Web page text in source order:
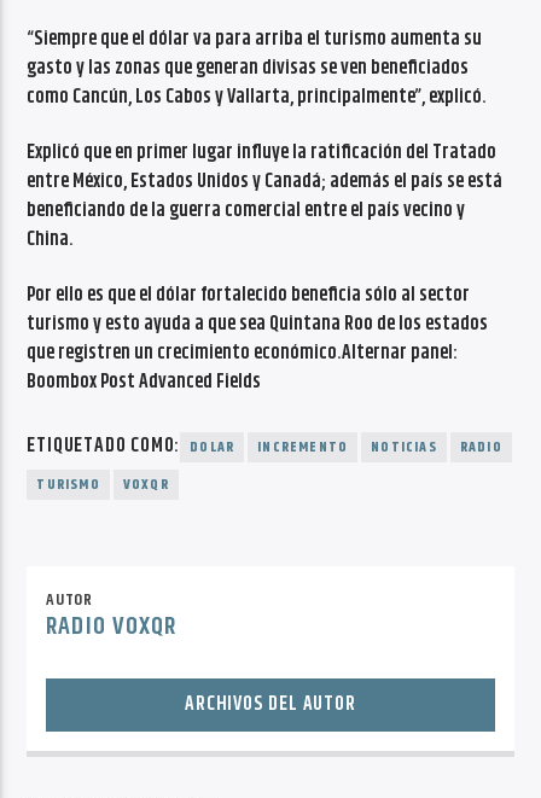
“Siempre que el dólar va para arriba el turismo aumenta su
gasto y las zonas que generan divisas se ven beneficiados
como Cancún, Los Cabos y Vallarta, principalmente”, explicó.
Explicó que en primer lugar influye la ratificación del Tratado
entre México, Estados Unidos y Canadá; además el país se está
beneficiando de la guerra comercial entre el país vecino y
China.
Por ello es que el dólar fortalecido beneficia sólo al sector
turismo y esto ayuda a que sea Quintana Roo de los estados
que registren un crecimiento económico.Alternar panel:
Boombox Post Advanced Fields
ETIQUETADO COMO: DOLAR INCREMENTO NOTICIAS
RADIO
TURISMO
VOXQR
AUTOR
RADIO VOXQR
ARCHIVOS DEL AUTOR